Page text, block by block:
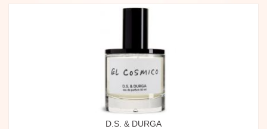
D.S. & DURGA